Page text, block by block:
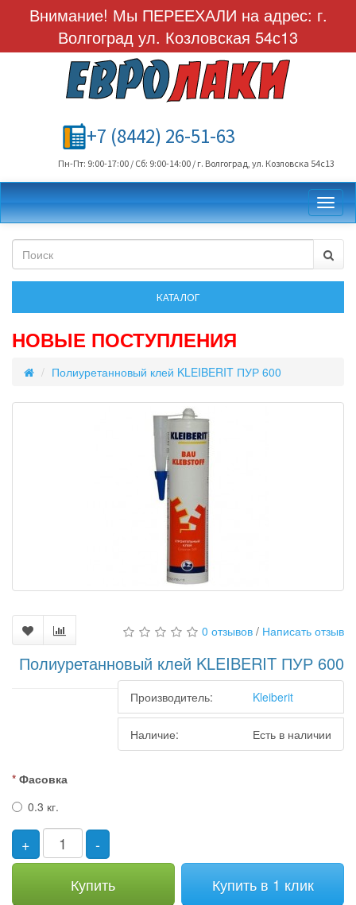
Внимание! Мы ПЕРЕЕХАЛИ на адрес: г.
Волгоград ул. Козловская 54с13
+7 (8442) 26-51-63
Пн-Пт: 9:00-17:00 / Сб: 9:00-14:00 / г. Волгоград, ул. Козловска 54с13
НОВЫЕ ПОСТУПЛЕНИЯ
Полиуретанновый клей KLEIBERIT ПУР 600
0 отзывов / Написать отзыв
Полиуретанновый клей KLEIBERIT ПУР 600
Производитель: Kleiberit
Наличие: Есть в наличии
Фасовка
0.3 кг.
+
-
Купить
Купить в 1 клик